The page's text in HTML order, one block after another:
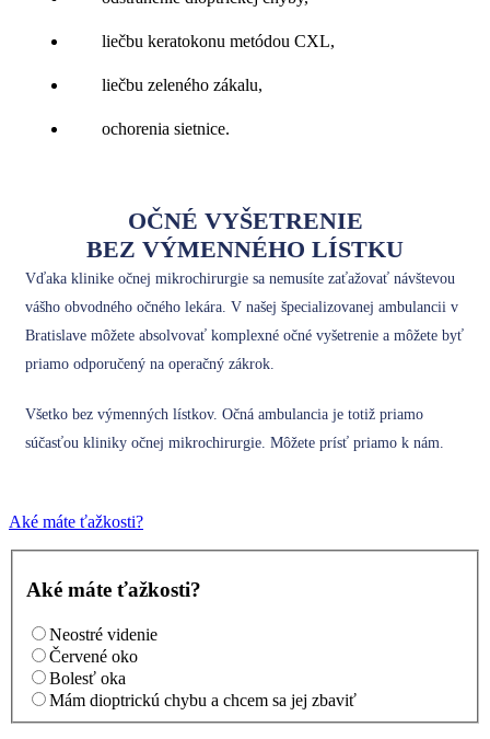
liečbu keratokonu metódou CXL,
liečbu zeleného zákalu,
ochorenia sietnice.
OČNÉ VYŠETRENIE
BEZ VÝMENNÉHO LÍSTKU
Vďaka klinike očnej mikrochirurgie sa nemusíte zaťažovať návštevou
vášho obvodného očného lekára. V našej špecializovanej ambulancii v
Bratislave môžete absolvovať komplexné očné vyšetrenie a môžete byť
priamo odporučený na operačný zákrok.
Všetko bez výmenných lístkov. Očná ambulancia je totiž priamo
súčasťou kliniky očnej mikrochirurgie. Môžete prísť priamo k nám.
Aké máte ťažkosti?
Aké máte ťažkosti?
Neostré videnie
Červené oko
Bolesť oka
Mám dioptrickú chybu a chcem sa jej zbaviť